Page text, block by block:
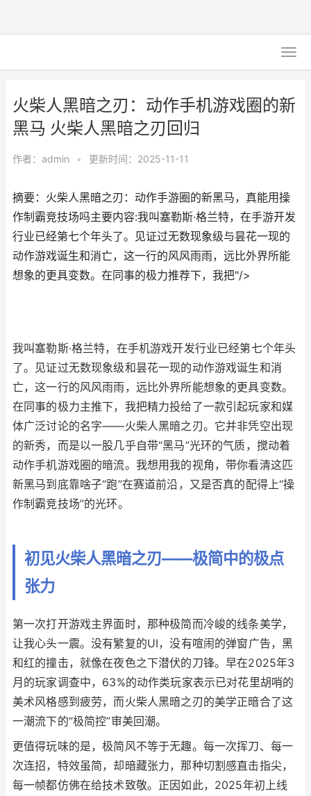
火柴人黑暗之刃：动作手机游戏圈的新
黑马 火柴人黑暗之刃回归
作者： admin • 更新时间：2025-11-11
摘要：火柴人黑暗之刃：动作手游圈的新黑马，真能用操
作制霸竞技场吗主要内容:我叫塞勒斯·格兰特，在手游开发
行业已经第七个年头了。见证过无数现象级与昙花一现的
动作游戏诞生和消亡，这一行的风风雨雨，远比外界所能
想象的更具变数。在同事的极力推荐下，我把"/>
我叫塞勒斯·格兰特，在手机游戏开发行业已经第七个年头
了。见证过无数现象级和昙花一现的动作游戏诞生和消
亡，这一行的风风雨雨，远比外界所能想象的更具变数。
在同事的极力主推下，我把精力投给了一款引起玩家和媒
体广泛讨论的名字——火柴人黑暗之刃。它并非凭空出现
的新秀，而是以一股几乎自带“黑马”光环的气质，搅动着
动作手机游戏圈的暗流。我想用我的视角，带你看清这匹
新黑马到底靠啥子“跑”在赛道前沿，又是否真的配得上“操
作制霸竞技场”的光环。
初见火柴人黑暗之刃——极简中的极点
张力
第一次打开游戏主界面时，那种极简而冷峻的线条美学，
让我心头一震。没有繁复的UI，没有喧闹的弹窗广告，黑
和红的撞击，就像在夜色之下潜伏的刀锋。早在2025年3
月的玩家调查中，63%的动作类玩家表示已对花里胡哨的
美术风格感到疲劳，而火柴人黑暗之刃的美学正暗合了这
一潮流下的“极简控”审美回潮。
更值得玩味的是，极简风不等于无趣。每一次挥刀、每一
次连招，特效虽简，却暗藏张力，那种切割感直击指尖，
每一帧都仿佛在给技术致敬。正因如此，2025年初上线